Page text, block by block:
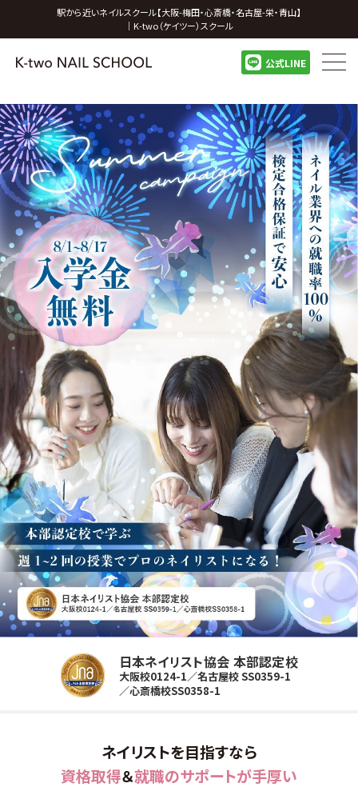
駅から近いネイルスクール【大阪-梅田・心斎橋・名古屋-栄・青山】
｜K-two（ケイツー）スクール
公式LINE
日本ネイリスト協会 本部認定校
大阪校0124-1／名古屋校 SS0359-1
／心斎橋校SS0358-1
ネイリストを目指すなら
資格取得＆就職のサポートが手厚い